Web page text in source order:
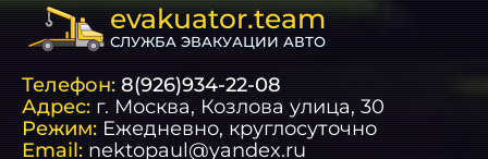
evakuator.team
СЛУЖБА ЭВАКУАЦИИ АВТО
Телефон: 8(926)934-22-08
Адрес: г. Москва, Козлова улица, 30
Режим: Ежедневно, круглосуточно
Email: nektopaul@yandex.ru